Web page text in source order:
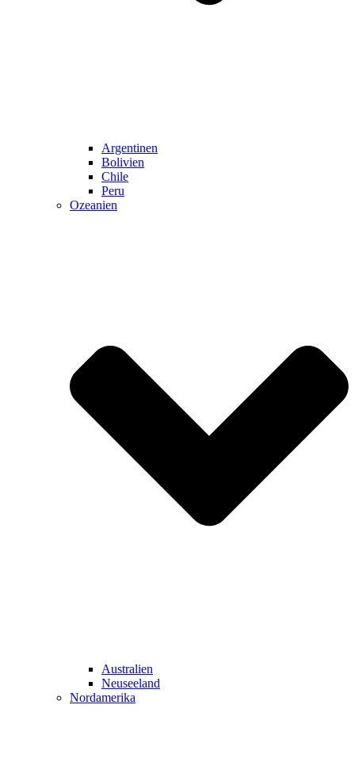
Argentinen
Bolivien
Chile
Peru
Ozeanien
Australien
Neuseeland
Nordamerika